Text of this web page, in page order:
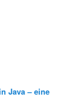
Java – eine